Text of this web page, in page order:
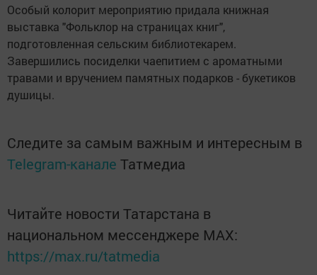
Особый колорит мероприятию придала книжная
выставка "Фольклор на страницах книг",
подготовленная сельским библиотекарем.
Завершились посиделки чаепитием с ароматными
травами и вручением памятных подарков - букетиков
душицы.
Следите за самым важным и интересным в
Telegram-канале Татмедиа
Читайте новости Татарстана в
национальном мессенджере MАХ:
https://max.ru/tatmedia